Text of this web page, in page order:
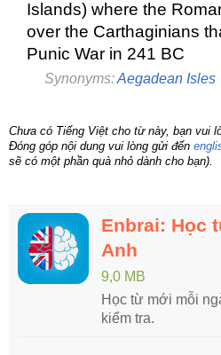
Islands) where the
over the Carthaginians
Punic War in 241 BC
Synonyms:Aegadean Isles
Chưa có Tiếng Việt cho từ này, bạn vui
Đóng góp nội dung vui lòng gửi đến
sẽ có một phần quà nhỏ dành cho bạn).
Enbrai: Học
Anh
9,0 MB
Học từ mới mỗi
kiểm tra.